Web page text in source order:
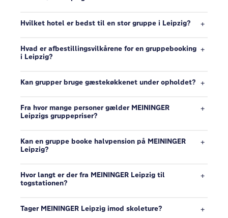
Hvilket hotel er bedst til en stor gruppe i Leipzig?
Hvad er afbestillingsvilkårene for en gruppebooking
i Leipzig?
Kan grupper bruge gæstekøkkenet under opholdet?
Fra hvor mange personer gælder MEININGER
Leipzigs gruppepriser?
Kan en gruppe booke halvpension på MEININGER
Leipzig?
Hvor langt er der fra MEININGER Leipzig til
togstationen?
Tager MEININGER Leipzig imod skoleture?